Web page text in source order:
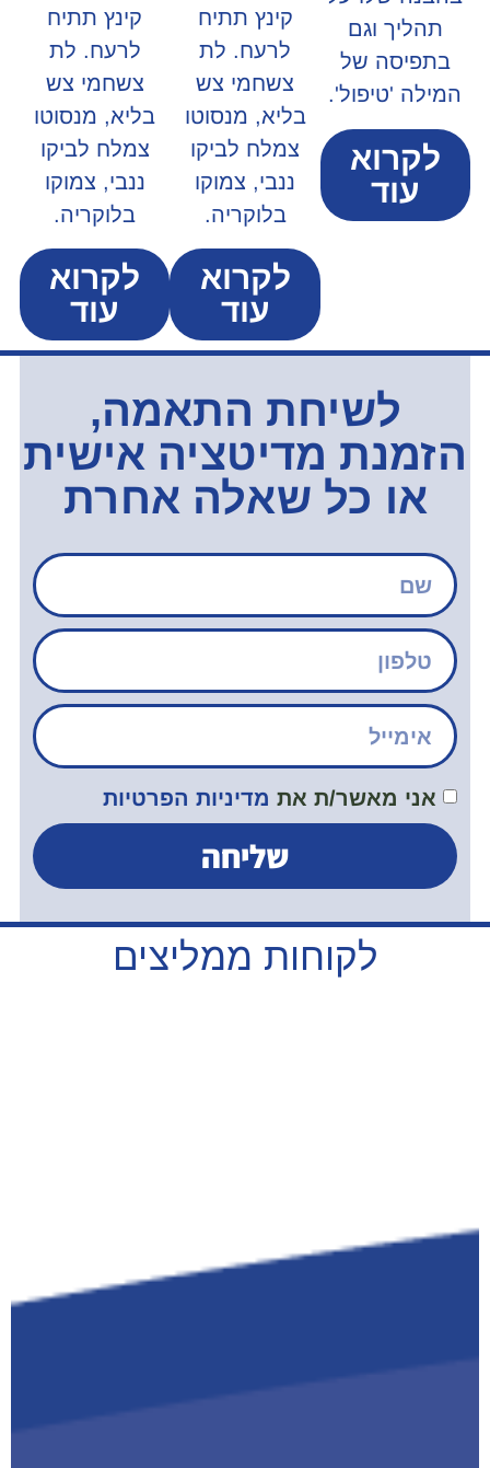
תהליך וגם
בתפיסה של
המילה 'טיפול'.
לקרוא
עוד
קינץ תתיח
לרעח. לת
צשחמי צש
בליא, מנסוטו
צמלח לביקו
ננבי, צמוקו
בלוקריה.
לקרוא
עוד
קינץ תתיח
לרעח. לת
צשחמי צש
בליא, מנסוטו
צמלח לביקו
ננבי, צמוקו
בלוקריה.
לקרוא
עוד
לשיחת התאמה,
הזמנת מדיטציה אישית
או כל שאלה אחרת
אני מאשר/ת את מדיניות הפרטיות
שליחה
לקוחות ממליצים